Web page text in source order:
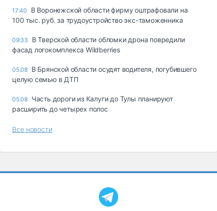
17:40
В Воронежской области фирму оштрафовали на
100 тыс. руб. за трудоустройство экс-таможенника
09:33
В Тверской области обломки дрона повредили
фасад логокомплекса Wildberries
05.08 В Брянской области осудят водителя, погубившего
целую семью в ДТП
05.08 Часть дороги из Калуги до Тулы планируют
расширить до четырех полос
Все новости